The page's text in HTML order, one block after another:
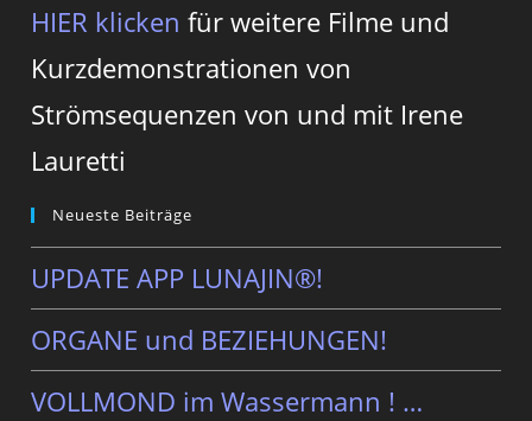
HIER klicken für weitere Filme und
Kurzdemonstrationen von
Strömsequenzen von und mit Irene
Lauretti
Neueste Beiträge
UPDATE APP LUNAJIN®!
ORGANE und BEZIEHUNGEN!
VOLLMOND im Wassermann ! …